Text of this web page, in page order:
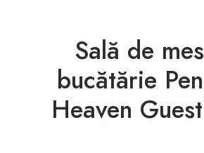
Sală de
bucătărie
Heaven